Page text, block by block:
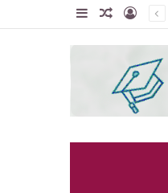
إضافة
عمود
مقال
عشوائي
تسجيل
الدخول